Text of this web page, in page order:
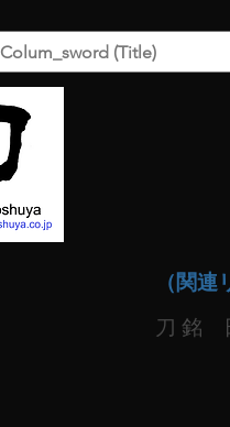
Colum_sword (Title)
（関連
刀 銘